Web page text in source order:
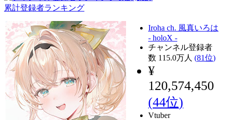
累計登録者ランキング
Iroha ch. 風真いろは
- holoX -
チャンネル登録者
数 115.0万人 (81位)
¥
120,574,450
(44位)
Vtuber